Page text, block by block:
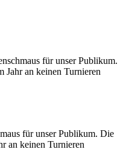
für unser Publikum.
Jahr an keinen Turnieren
für unser Publikum. Die
an keinen Turnieren